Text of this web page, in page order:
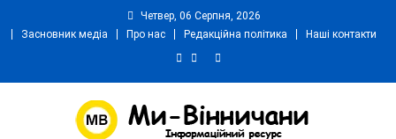
Четвер, 06 Серпня, 2026
Засновник медіа
Про нас Редакційна політика Наші контакти